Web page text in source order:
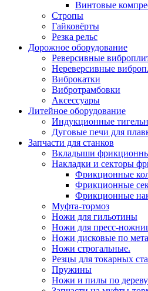
Винтовые
Стропы
Гайковёрты
Резка рельс
Дорожное оборудование
Реверсивные
Нереверсивные
Виброкатки
Вибротрамбовки
Аксессуары
Литейное оборудование
Индукционные
Дуговые печи для
Запчасти для станков
Вкладыши
Накладки и секторы
Фрикционные
Фрикционные
Фрикционные
Муфта-тормоз
Ножи для гильотины
Ножи для пресс-
Ножи дисковые по
Ножи строгальные.
Резцы для токарных
Пружины
Ножи и пилы по дереву